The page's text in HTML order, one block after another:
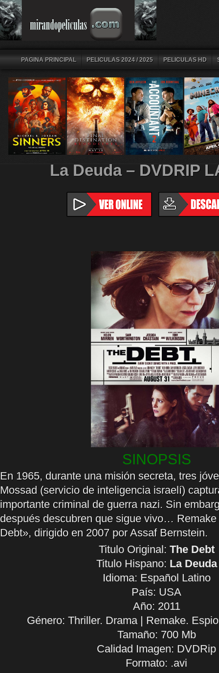
PAGINA PRINCIPAL PELICULAS 2024 / 2025 PELICULAS HD
La Deuda – DVDRIP
SINOPSIS
En 1965, durante una misión secreta, tres
Mossad (servicio de inteligencia israelí)
importante criminal de guerra nazi. Sin
después descubren que sigue vivo…
Debt», dirigido en 2007 por Assaf Bernstein.
Titulo Original: The Debt
Titulo Hispano: La Deuda
Idioma: Español Latino
País: USA
Año: 2011
Género: Thriller. Drama | Remake.
Tamaño: 700 Mb
Calidad Imagen: DVDRip
Formato: .avi